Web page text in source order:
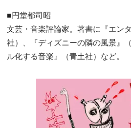
■円堂都司昭
文芸・音楽評論家。著書に『エン
社）、『ディズニーの隣の風景』
ル化する音楽』（青土社）など。